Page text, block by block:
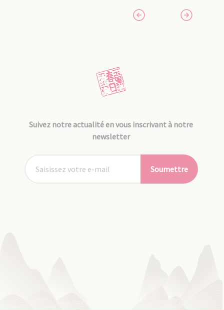
Suivez notre actualité en vous inscrivant à notre
newsletter
Soumettre